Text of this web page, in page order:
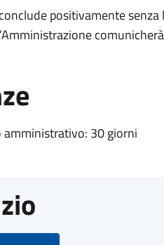
positivamente senza
30 giorni